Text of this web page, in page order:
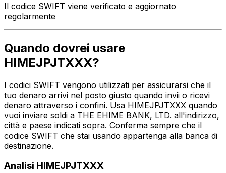
Il codice SWIFT viene verificato e aggiornato
regolarmente
Quando dovrei usare
HIMEJPJTXXX?
I codici SWIFT vengono utilizzati per assicurarsi che il
tuo denaro arrivi nel posto giusto quando invii o ricevi
denaro attraverso i confini. Usa HIMEJPJTXXX quando
vuoi inviare soldi a THE EHIME BANK, LTD. all'indirizzo,
città e paese indicati sopra. Conferma sempre che il
codice SWIFT che stai usando appartenga alla banca di
destinazione.
Analisi HIMEJPJTXXX